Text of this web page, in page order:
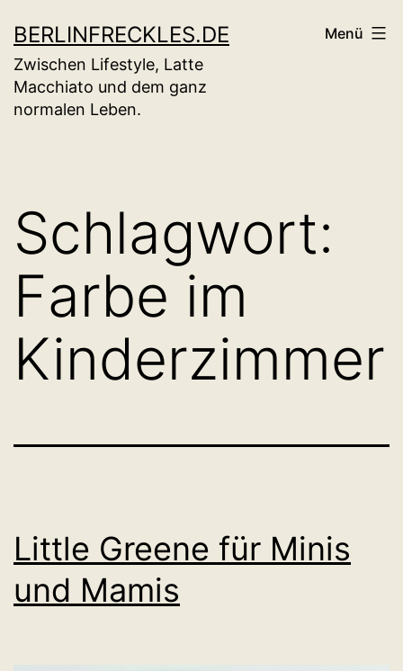
Inhalt
springen
BERLINFRECKLES.DE
Zwischen Lifestyle, Latte
Macchiato und dem ganz
normalen Leben.
Menü
Schlagwort:
Farbe im
Kinderzimmer
Little Greene für Minis
und Mamis